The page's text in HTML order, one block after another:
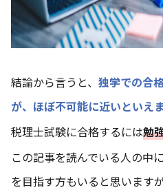
結論から言うと、 独学での合
が、ほぼ不可能に近いといえま
税理士試験に合格するには勉
この記事を読んでいる人の中
を目指す方もいると思いますが